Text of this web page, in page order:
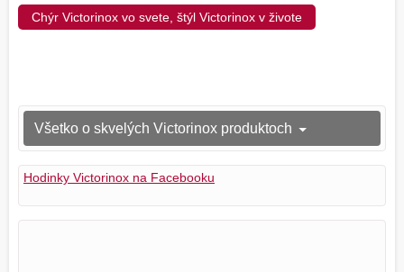
Chýr Victorinox vo svete, štýl Victorinox v živote
Všetko o skvelých Victorinox produktoch
Hodinky Victorinox na Facebooku